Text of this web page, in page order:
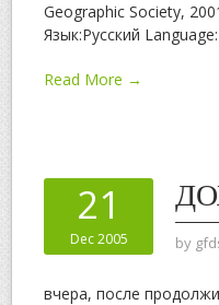
Geographic Society,
Язык:Русский
Read More →
21
Dec 2005 by
вчера, после